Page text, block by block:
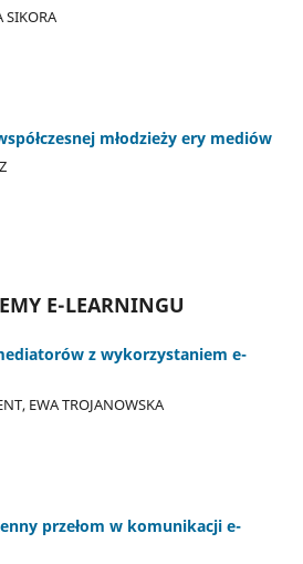
SIKORA
młodzieży ery mediów
E-LEARNINGU
z wykorzystaniem e-
EWA TROJANOWSKA
przełom w komunikacji e-